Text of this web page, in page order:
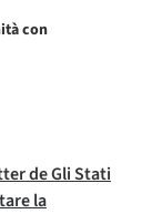
con
de Gli Stati
la